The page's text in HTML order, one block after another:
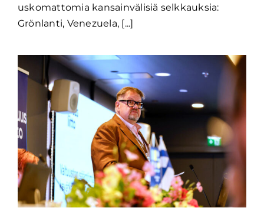
uskomattomia kansainvälisiä selkkauksia:
Grönlanti, Venezuela, [...]